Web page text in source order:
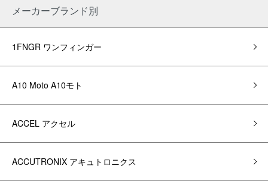
メーカーブランド別
1FNGR ワンフィンガー
A10 Moto A10モト
ACCEL アクセル
ACCUTRONIX アキュトロニクス